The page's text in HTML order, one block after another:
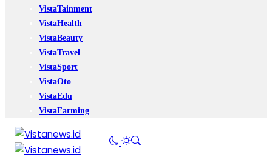
VistaTainment
VistaHealth
VistaBeauty
VistaTravel
VistaSport
VistaOto
VistaEdu
VistaFarming